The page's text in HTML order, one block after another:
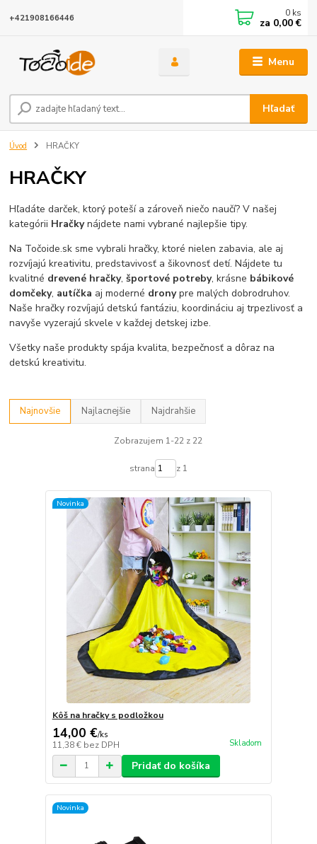
Menu
Hľadať
+421908166446 0 ks
za 0,00 €
Úvod HRAČKY
HRAČKY
Hľadáte darček, ktorý poteší a zároveň niečo naučí? V našej
kategórii Hračkynájdete nami vybrané najlepšie tipy.
Na Točoide.sk sme vybrali hračky, ktoré nielen zabavia, ale aj
rozvíjajú kreativitu, predstavivosť a šikovnosť detí. Nájdete tu
kvalitné drevené hračky,športové potreby, krásne bábikové
domčeky, autíčka aj moderné dronypre malých dobrodruhov.
Naše hračky rozvíjajú detskú fantáziu, koordináciu aj trpezlivosť a
navyše vyzerajú skvele v každej detskej izbe.
Všetky naše produkty spája kvalita, bezpečnosť a dôraz na
detskú kreativitu.
Najnovšie Najlacnejšie Najdrahšie
Zobrazujem 1-22 z 22
strana z 1
Novinka
Kôš na hračky s podložkou
14,00 €/ks
11,38 € bez DPH Skladom
Pridať do košíka
Novinka